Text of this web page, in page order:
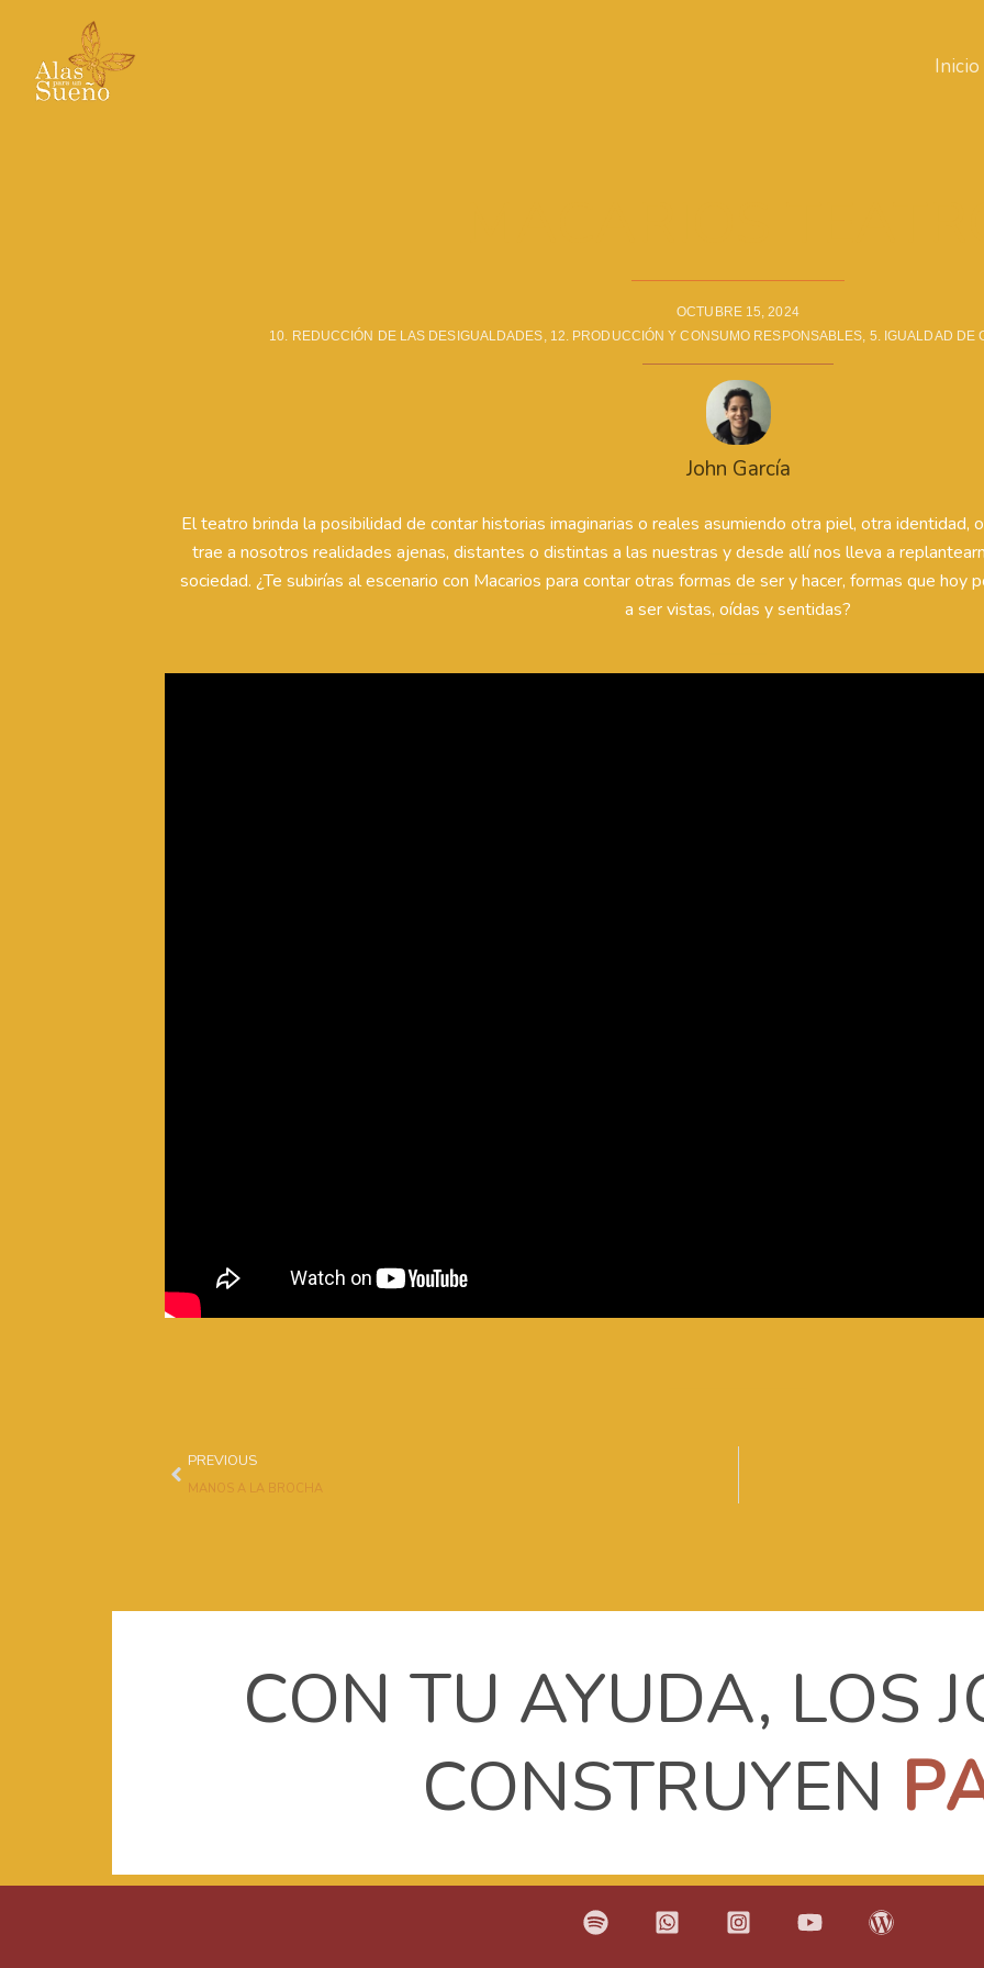
contenido
Inicio
OCTUBRE 15, 2024
10. REDUCCIÓN DE LAS DESIGUALDADES, 12. PRODUCCIÓN Y CONSUMO RESPONSABLES, 5. IGUALDAD DE
John García
El teatro brinda la posibilidad de contar historias imaginarias o reales asumiendo otra piel, otra identidad,
trae a nosotros realidades ajenas, distantes o distintas a las nuestras y desde allí nos lleva a
sociedad. ¿Te subirías al escenario con Macarios para contar otras formas de ser y hacer, formas que hoy
a ser vistas, oídas y sentidas?
PREVIOUS
MANOS A LA BROCHA
CON TU AYUDA, LOS
CONSTRUYEN P